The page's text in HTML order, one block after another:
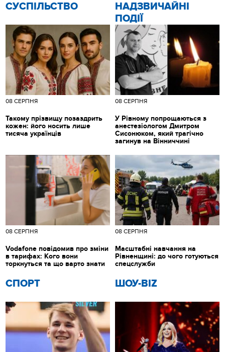
CУСПІЛЬСТВО
08 СЕРПНЯ
Такому прізвищу позаздрить
кожен: його носить лише
тисяча українців
НАДЗВИЧАЙНІ
ПОДІЇ
08 СЕРПНЯ
У Рівному попрощаються з
анестезіологом Дмитром
Сисонюком, який трагічно
загинув на Вінниччині
СПОРТ ШОУ-BIZ
08 СЕРПНЯ
Vodafone повідомив про зміни
в тарифах: Кого вони
торкнуться та що варто знати
08 СЕРПНЯ
Масштабні навчання на
Рівненщині: до чого готуються
спецслужби